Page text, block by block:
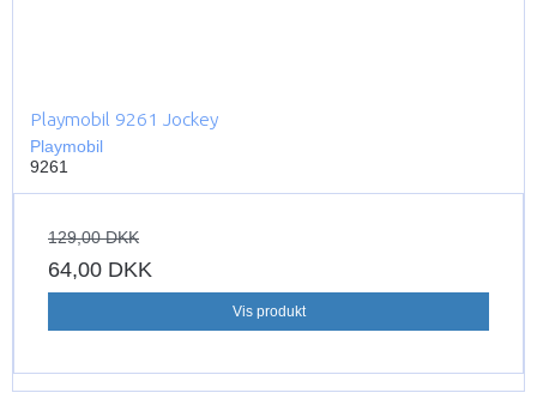
Playmobil 9261 Jockey
Playmobil
9261
129,00 DKK
64,00 DKK
Vis produkt